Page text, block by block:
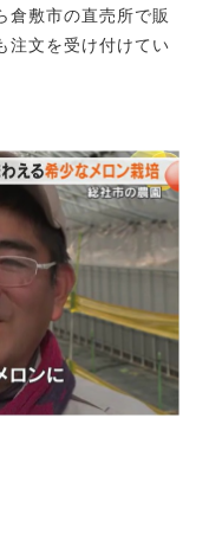
倉敷市の直売所で販
注文を受け付けてい